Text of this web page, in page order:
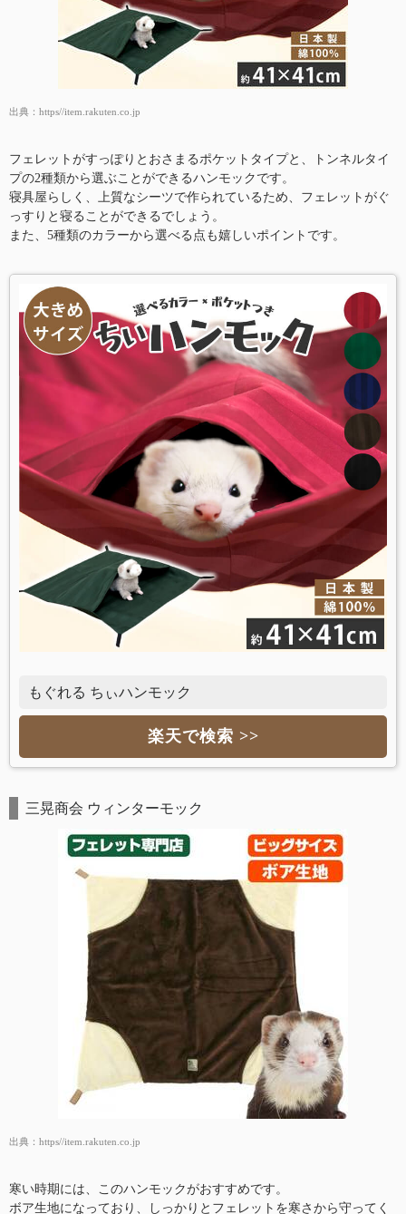
出典： https//item.rakuten.co.jp
フェレットがすっぽりとおさまるポケットタイプと、トンネルタイ
プの2種類から選ぶことができるハンモックです。
寝具屋らしく、上質なシーツで作られているため、フェレットがぐ
っすりと寝ることができるでしょう。
また、5種類のカラーから選べる点も嬉しいポイントです。
もぐれる ちぃハンモック
楽天で検索 >>
三晃商会 ウィンターモック
出典： https//item.rakuten.co.jp
寒い時期には、このハンモックがおすすめです。
ボア生地になっており、しっかりとフェレットを寒さから守ってく